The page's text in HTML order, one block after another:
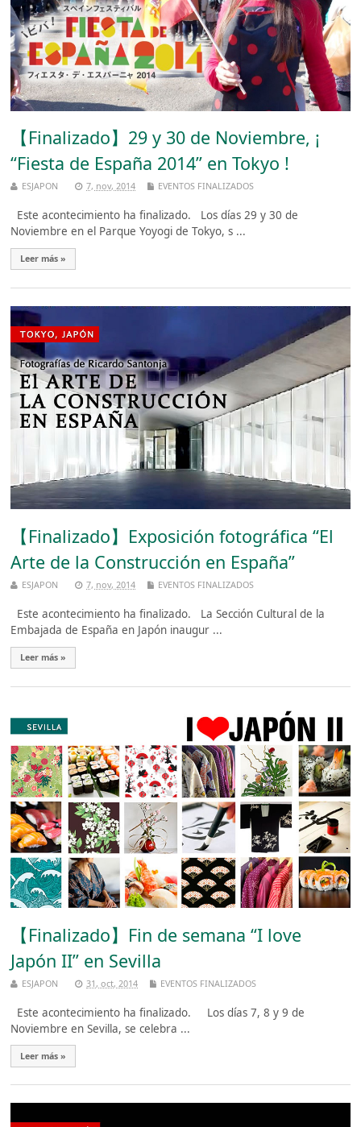
【Finalizado】29 y 30 de Noviembre, ¡
“Fiesta de España 2014” en Tokyo !
ESJAPON 7, nov, 2014 EVENTOS FINALIZADOS
Este acontecimiento ha finalizado. Los días 29 y 30 de
Noviembre en el Parque Yoyogi de Tokyo, s ...
Leer más »
【Finalizado】Exposición fotográfica “El
Arte de la Construcción en España”
ESJAPON 7, nov, 2014 EVENTOS FINALIZADOS
Este acontecimiento ha finalizado. La Sección Cultural de la
Embajada de España en Japón inaugur ...
Leer más »
【Finalizado】Fin de semana “I love
Japón II” en Sevilla
ESJAPON 31, oct, 2014 EVENTOS FINALIZADOS
Este acontecimiento ha finalizado. Los días 7, 8 y 9 de
Noviembre en Sevilla, se celebra ...
Leer más »